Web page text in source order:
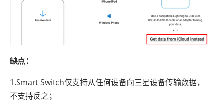
缺点：
1.Smart Switch仅支持从任何设备向三星设备传输数据，
不支持反之；